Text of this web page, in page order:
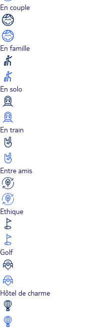
En couple
En famille
En solo
En train
Entre amis
Ethique
Golf
Hôtel de charme